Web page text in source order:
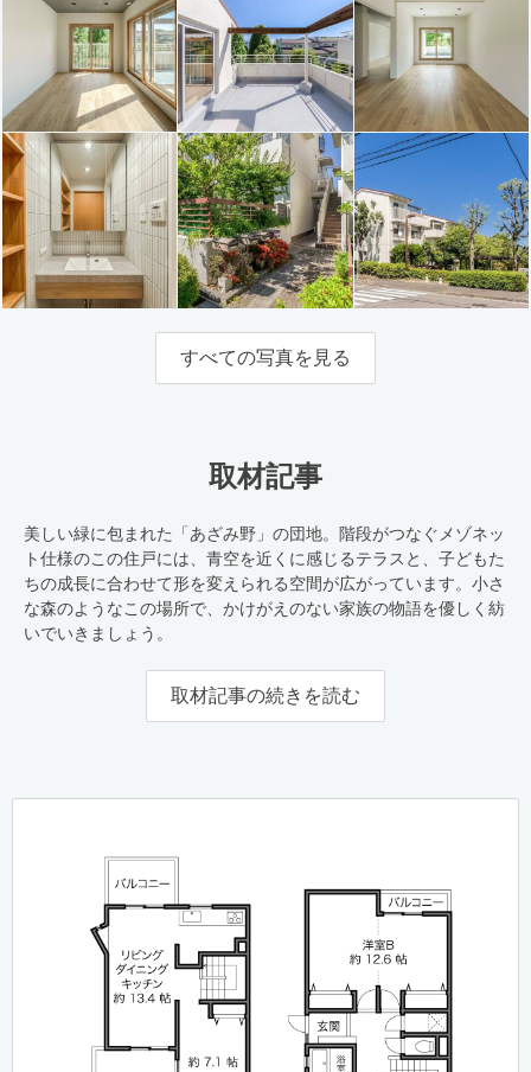
すべての写真を見る
取材記事
美しい緑に包まれた「あざみ野」の団地。階段がつなぐメゾネッ
ト仕様のこの住戸には、青空を近くに感じるテラスと、子どもた
ちの成長に合わせて形を変えられる空間が広がっています。小さ
な森のようなこの場所で、かけがえのない家族の物語を優しく紡
いでいきましょう。
取材記事の続きを読む